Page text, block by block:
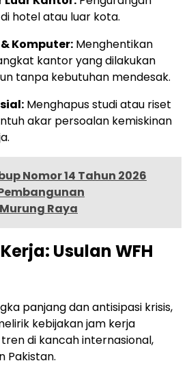
hotel atau luar kota.
Komputer: Menghentikan
kantor yang dilakukan
tanpa kebutuhan mendesak.
Menghapus studi atau riset
akar persoalan kemiskinan
Nomor 14 Tahun 2026
Raya
Usulan WFH
panjang dan antisipasi krisis,
kebijakan jam kerja
di kancah internasional,
Pakistan.